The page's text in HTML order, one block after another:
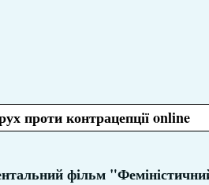
проти контрацепції online
фільм